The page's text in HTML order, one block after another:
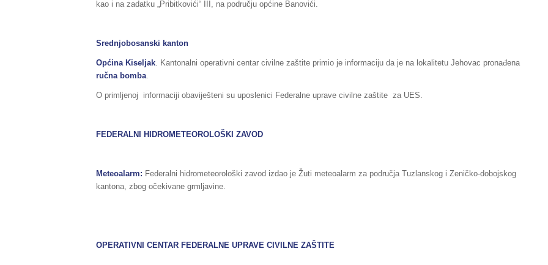
kao i na zadatku „Pribitkovići“ III, na području općine Banovići.
Srednjobosanski kanton
Općina Kiseljak . Kantonalni operativni centar civilne zaštite primio je informaciju da je na lokalitetu Jehovac pronađena
ručna bomba
O primljenoj informaciji obaviješteni su uposlenici Federalne uprave civilne zaštite za UES.
FEDERALNI HIDROMETEOROLOŠKI ZAVOD
Meteoalarm: Federalni hidrometeorološki zavod izdao je Žuti meteoalarm za područja Tuzlanskog i Zeničko-dobojskog
kantona, zbog očekivane grmljavine.
OPERATIVNI CENTAR FEDERALNE UPRAVE CIVILNE ZAŠTITE